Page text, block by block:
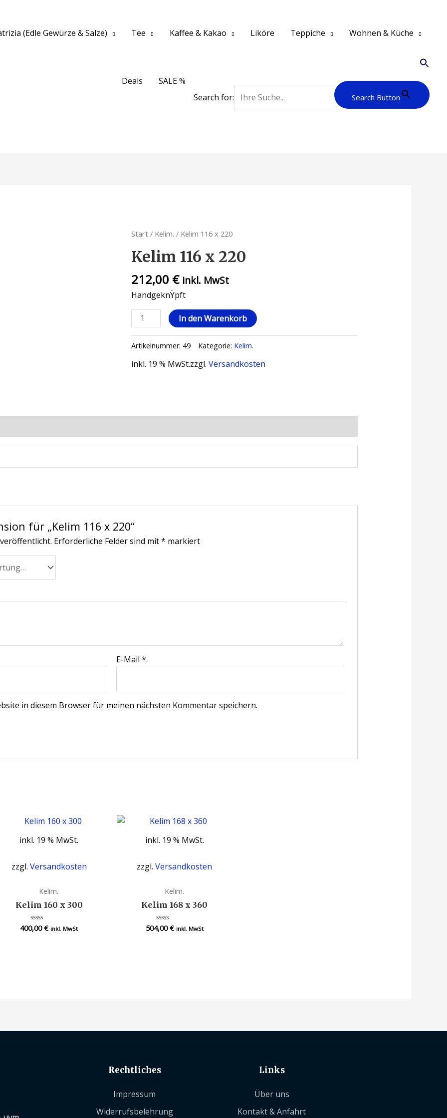
(Edle Gewürze & Salze) Tee Kaffee & Kakao Liköre Teppiche Wohnen & Küche
Deals
SALE %
Search for:
Search Button
Start / Kelim. / Kelim 116 x 220
Kelim 116 x 220
212,00 € inkl. MwSt
HandgeknŸpft
In den Warenkorb
Artikelnummer: 49 Kategorie: Kelim.
inkl. 19 % MwSt.zzgl.Versandkosten
für „Kelim 116 x 220“
Erforderliche Felder sind mit* markiert
E-Mail*
in diesem Browser für meinen nächsten Kommentar speichern.
inkl. 19 % MwSt.
zzgl. Versandkosten
Kelim.
Kelim 160 x 300
Bewertet
mit
400,00€ inkl. MwSt
inkl. 19 % MwSt.
zzgl.Versandkosten
Kelim.
Kelim 168 x 360
Bewertet
mit
504,00€ inkl. MwSt
Rechtliches
Impressum
Widerrufsbelehrung
Links
Über uns
Kontakt & Anfahrt